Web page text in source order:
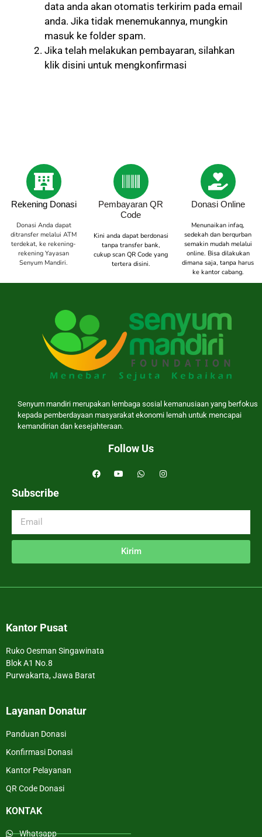
data anda akan otomatis terkirim pada email
anda. Jika tidak menemukannya, mungkin
masuk ke folder spam.
Jika telah melakukan pembayaran, silahkan
klik disini untuk mengkonfirmasi
Rekening Donasi
Donasi Anda dapat
ditransfer melalui ATM
terdekat, ke rekening-
rekening Yayasan
Senyum Mandiri.
Pembayaran QR
Code
Kini anda dapat berdonasi
tanpa transfer bank,
cukup scan QR Code yang
tertera disini.
Donasi Online
Menunaikan infaq,
sedekah dan berqurban
semakin mudah melalui
online. Bisa dilakukan
dimana saja, tanpa harus
ke kantor cabang.
Senyum mandiri merupakan lembaga sosial kemanusiaan yang berfokus
kepada pemberdayaan masyarakat ekonomi lemah untuk mencapai
kemandirian dan kesejahteraan.
Follow Us
Subscribe
Kirim
Kantor Pusat
Ruko Oesman Singawinata
Blok A1 No.8
Purwakarta, Jawa Barat
Layanan Donatur
Panduan Donasi
Konfirmasi Donasi
Kantor Pelayanan
QR Code Donasi
KONTAK
Whatsapp